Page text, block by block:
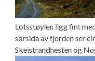
Lotsstøylen ligg fint
sørsida av fjorden ser
Skeistrandhesten og